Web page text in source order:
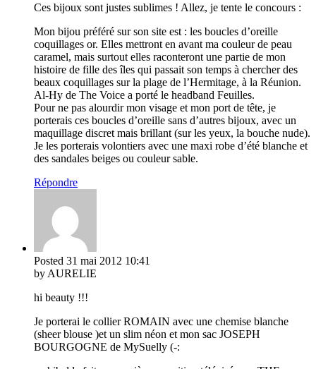
Ces bijoux sont justes sublimes ! Allez, je tente le concours :
Mon bijou préféré sur son site est : les boucles d’oreille
coquillages or. Elles mettront en avant ma couleur de peau
caramel, mais surtout elles raconteront une partie de mon
histoire de fille des îles qui passait son temps à chercher des
beaux coquillages sur la plage de l’Hermitage, à la Réunion.
Al-Hy de The Voice a porté le headband Feuilles.
Pour ne pas alourdir mon visage et mon port de tête, je
porterais ces boucles d’oreille sans d’autres bijoux, avec un
maquillage discret mais brillant (sur les yeux, la bouche nude).
Je les porterais volontiers avec une maxi robe d’été blanche et
des sandales beiges ou couleur sable.
Répondre
Posted 31 mai 2012 10:41
by AURELIE
hi beauty !!!
Je porterai le collier ROMAIN avec une chemise blanche
(sheer blouse )et un slim néon et mon sac JOSEPH
BOURGOGNE de MySuelly (-: